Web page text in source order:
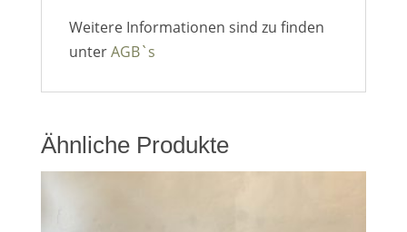
Weitere Informationen sind zu finden
unterAGB`s
Ähnliche Produkte